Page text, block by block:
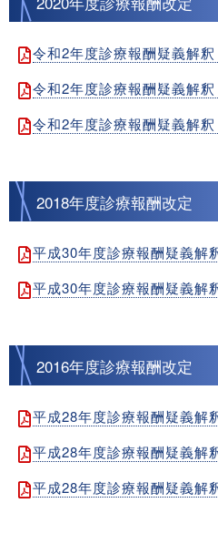
令和2年度診療報酬疑義解
令和2年度診療報酬疑義解
令和2年度診療報酬疑義解
2018年度診療報酬改定
平成30年度診療報酬疑義
平成30年度診療報酬疑義
2016年度診療報酬改定
平成28年度診療報酬疑義
平成28年度診療報酬疑義
平成28年度診療報酬疑義